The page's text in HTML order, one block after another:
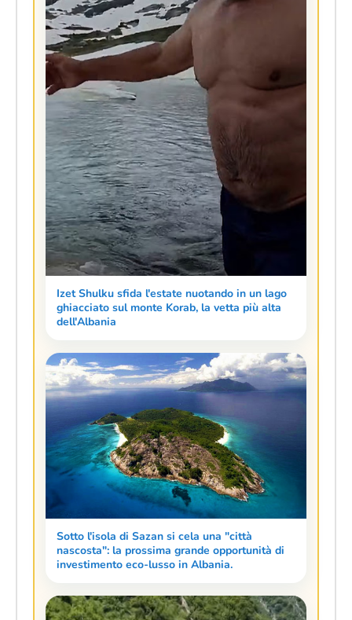
Izet Shulku sfida l'estate nuotando in un lago
ghiacciato sul monte Korab, la vetta più alta
dell'Albania
Sotto l'isola di Sazan si cela una "città
nascosta": la prossima grande opportunità di
investimento eco-lusso in Albania.